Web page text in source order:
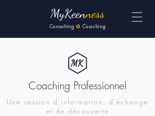
MyKeenness
Consulting ✪ Coaching
Coaching Professionnel
Une session d'information, d'échange
et de découverte